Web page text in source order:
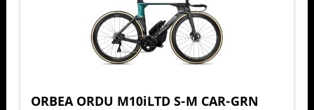
ORBEA ORDU M10iLTD S-M CAR-GRN